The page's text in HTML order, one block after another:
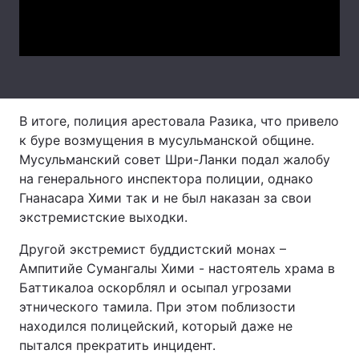
Тема оформлення
В итоге, полиция арестовала Разика, что привело
к буре возмущения в мусульманской общине.
Мусульманский совет Шри-Ланки подал жалобу
на генерального инспектора полиции, однако
Гнанасара Хими так и не был наказан за свои
экстремистские выходки.
Другой экстремист буддистский монах –
Ампитийе Сумангалы Хими - настоятель храма в
Баттикалоа оскорблял и осыпал угрозами
этнического тамила. При этом поблизости
находился полицейский, который даже не
пытался прекратить инцидент.